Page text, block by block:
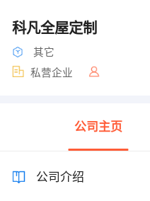
科凡全屋定制
其它
私营企业
公司主页
公司介绍